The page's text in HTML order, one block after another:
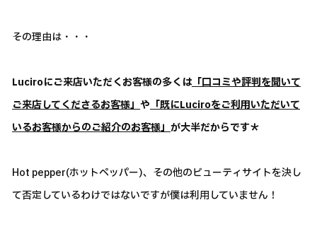
その理由は・・・
Luciroにご来店いただくお客様の多くは「口コミや評判を聞いて
ご来店してくださるお客様」 や 「既にLuciroをご利用いただいて
いるお客様からのご紹介のお客様」 が大半だからです＊
Hot pepper(ホットペッパー)、その他のビューティサイトを決し
て否定しているわけではないですが僕は利用していません！